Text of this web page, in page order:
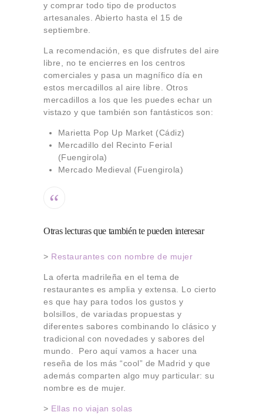
y comprar todo tipo de productos
artesanales. Abierto hasta el 15 de
septiembre.
La recomendación, es que disfrutes del aire
libre, no te encierres en los centros
comerciales y pasa un magnífico día en
estos mercadillos al aire libre. Otros
mercadillos a los que les puedes echar un
vistazo y que también son fantásticos son:
Marietta Pop Up Market (Cádiz)
Mercadillo del Recinto Ferial
(Fuengirola)
Mercado Medieval (Fuengirola)
Otras lecturas que también te pueden interesar
> Restaurantes con nombre de mujer
La oferta madrileña en el tema de
restaurantes es amplia y extensa. Lo cierto
es que hay para todos los gustos y
bolsillos, de variadas propuestas y
diferentes sabores combinando lo clásico y
tradicional con novedades y sabores del
mundo.
Pero aquí vamos a hacer una
reseña de los más “cool” de Madrid y que
además comparten algo muy particular: su
nombre es de mujer.
> Ellas no viajan solas